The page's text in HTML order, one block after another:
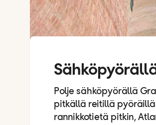
Polje sähköpyörällä
pitkällä reitillä
rannikkotietä pitkin,